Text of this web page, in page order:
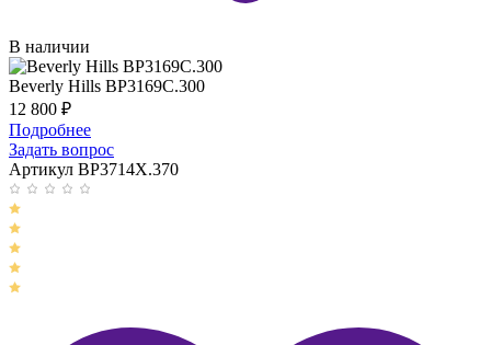
В наличии
Beverly Hills BP3169C.300
12 800 ₽
Подробнее
Задать вопрос
Артикул BP3714X.370